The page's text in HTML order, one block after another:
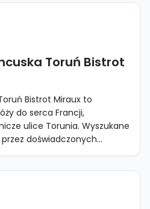
Toruń Bistrot
Bistrot Miraux to
do serca Francji,
ulice Torunia. Wyszukane
doświadczonych...